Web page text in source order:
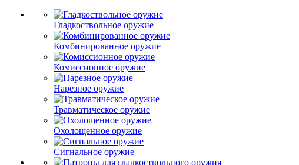
Гладкоствольное оружие
Комбинированное оружие
Комиссионное оружие
Нарезное оружие
Травматическое оружие
Охолощенное оружие
Сигнальное оружие